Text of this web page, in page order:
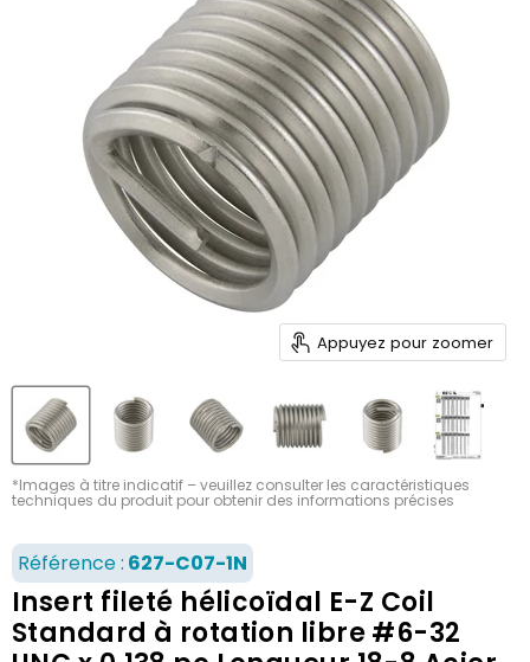
Appuyez pour zoomer
*Images à titre indicatif – veuillez consulter les caractéristiques
techniques du produit pour obtenir des informations précises
Référence : 627-C07-1N
Insert fileté hélicoïdal E-Z Coil
Standard à rotation libre #6-32